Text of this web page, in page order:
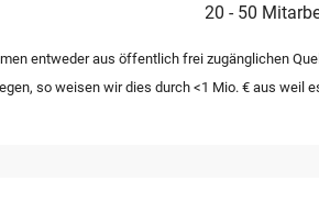
20 - 50
entweder aus öffentlich frei zugänglichen
so weisen wir dies durch <1 Mio. € aus weil